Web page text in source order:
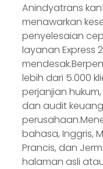
Anindyatrans
menawarkan
penyelesaian
layanan Express
lebih dari 5.000
perjanjian hukum,
dan audit
bahasa, Inggris,
Prancis, dan
halaman asli